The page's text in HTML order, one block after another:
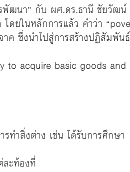
ฒนา” กับ ผศ.ดร.ธานี ชัยวัฒ
โดยในหลักการแล้ว คำว่า
ค ซึ่งนำไปสู่การสร้างปฏิสัมพั
to acquire basic goods and
ทำสิ่งต่าง เช่น ได้รับการศึกษา
ะท้องที่